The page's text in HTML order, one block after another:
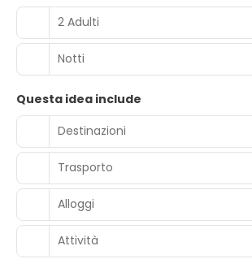
2 Adulti
Notti
Questa idea include
Destinazioni
Trasporto
Alloggi
Attività